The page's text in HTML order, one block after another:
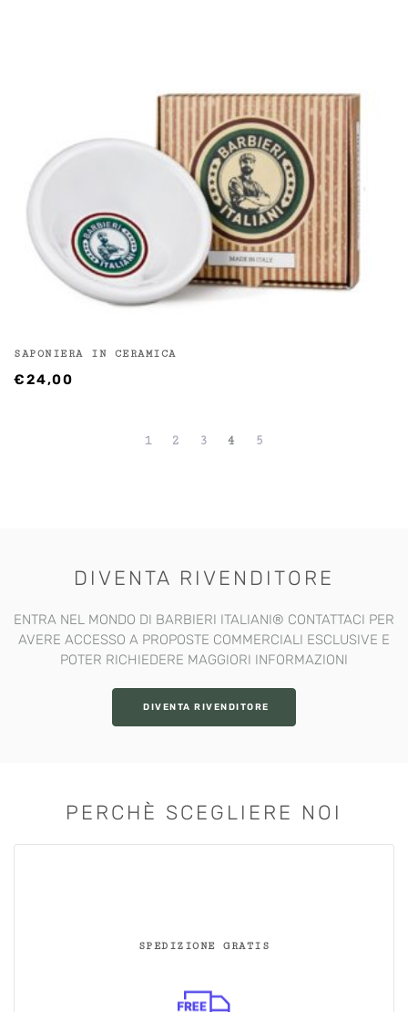
SAPONIERA IN CERAMICA
€24,00
1 2 3 4 5
DIVENTA RIVENDITORE
ENTRA NEL MONDO DI BARBIERI ITALIANI®️ CONTATTACI PER
AVERE ACCESSO A PROPOSTE COMMERCIALI ESCLUSIVE E
POTER RICHIEDERE MAGGIORI INFORMAZIONI
DIVENTA RIVENDITORE
PERCHÈ SCEGLIERE NOI
SPEDIZIONE GRATIS